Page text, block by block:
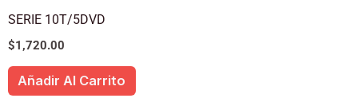
SERIE 10T/5DVD
$1,720.00
Añadir Al Carrito